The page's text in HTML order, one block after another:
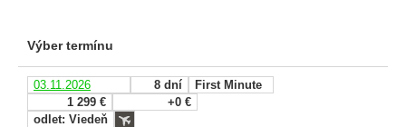
Výber termínu
03.11.2026 8 dní
First Minute
1 299 €
+0 €
odlet: Viedeň